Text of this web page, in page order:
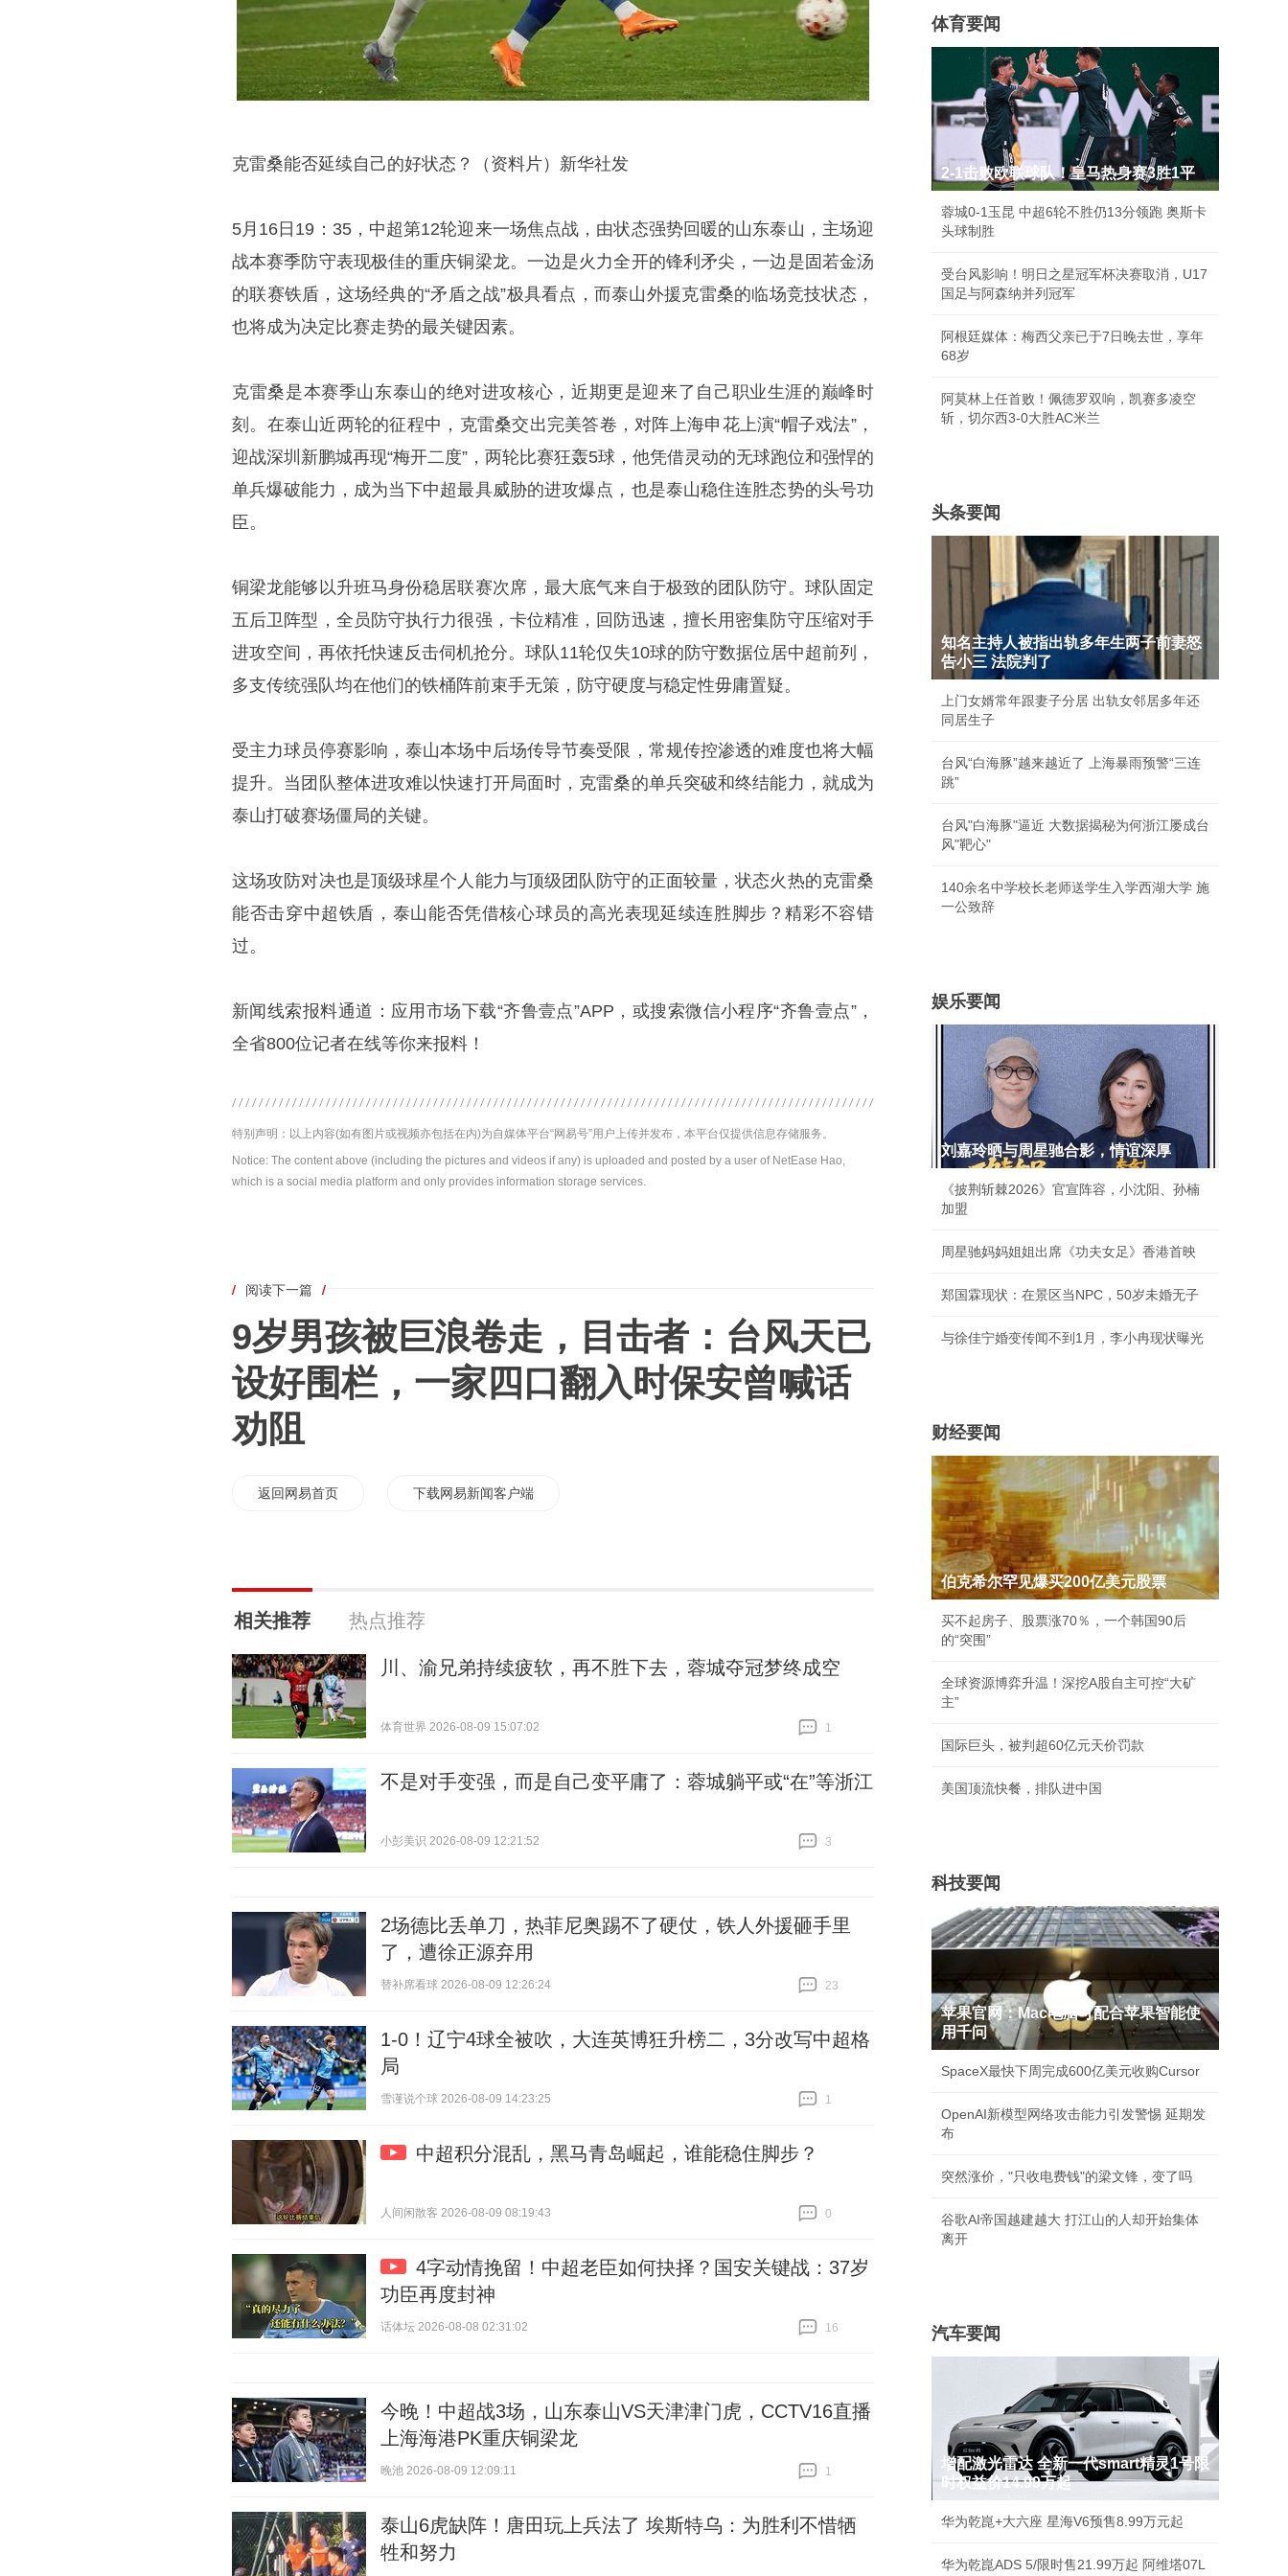
克雷桑能否延续自己的好状态？（资料片）新华社发
5月16日19：35，中超第12轮迎来一场焦点战，由状态强势回暖的山东泰山，主场迎
战本赛季防守表现极佳的重庆铜梁龙。一边是火力全开的锋利矛尖，一边是固若金汤
的联赛铁盾，这场经典的“矛盾之战”极具看点，而泰山外援克雷桑的临场竞技状态，
也将成为决定比赛走势的最关键因素。
克雷桑是本赛季山东泰山的绝对进攻核心，近期更是迎来了自己职业生涯的巅峰时
刻。在泰山近两轮的征程中，克雷桑交出完美答卷，对阵上海申花上演“帽子戏法”，
迎战深圳新鹏城再现“梅开二度”，两轮比赛狂轰5球，他凭借灵动的无球跑位和强悍的
单兵爆破能力，成为当下中超最具威胁的进攻爆点，也是泰山稳住连胜态势的头号功
臣。
铜梁龙能够以升班马身份稳居联赛次席，最大底气来自于极致的团队防守。球队固定
五后卫阵型，全员防守执行力很强，卡位精准，回防迅速，擅长用密集防守压缩对手
进攻空间，再依托快速反击伺机抢分。球队11轮仅失10球的防守数据位居中超前列，
多支传统强队均在他们的铁桶阵前束手无策，防守硬度与稳定性毋庸置疑。
受主力球员停赛影响，泰山本场中后场传导节奏受限，常规传控渗透的难度也将大幅
提升。当团队整体进攻难以快速打开局面时，克雷桑的单兵突破和终结能力，就成为
泰山打破赛场僵局的关键。
这场攻防对决也是顶级球星个人能力与顶级团队防守的正面较量，状态火热的克雷桑
能否击穿中超铁盾，泰山能否凭借核心球员的高光表现延续连胜脚步？精彩不容错
过。
新闻线索报料通道：应用市场下载“齐鲁壹点”APP，或搜索微信小程序“齐鲁壹点”，
全省800位记者在线等你来报料！
特别声明：以上内容(如有图片或视频亦包括在内)为自媒体平台“网易号”用户上传并发布，本平台仅提供信息存储服务。
Notice: The content above (including the pictures and videos if any) is uploaded and posted by a user of NetEase Hao,
which is a social media platform and only provides information storage services.
/ 阅读下一篇 /
9岁男孩被巨浪卷走，目击者：台风天已
设好围栏，一家四口翻入时保安曾喊话
劝阻
返回网易首页 下载网易新闻客户端
相关推荐 热点推荐
川、渝兄弟持续疲软，再不胜下去，蓉城夺冠梦终成空
体育世界 2026-08-09 15:07:02
1
不是对手变强，而是自己变平庸了：蓉城躺平或“在”等浙江
小彭美识 2026-08-09 12:21:52
3
2场德比丢单刀，热菲尼奥踢不了硬仗，铁人外援砸手里
了，遭徐正源弃用
替补席看球 2026-08-09 12:26:24
23
1-0！辽宁4球全被吹，大连英博狂升榜二，3分改写中超格
局
雪谨说个球 2026-08-09 14:23:25
1
中超积分混乱，黑马青岛崛起，谁能稳住脚步？
人间闲散客 2026-08-09 08:19:43
0
4字动情挽留！中超老臣如何抉择？国安关键战：37岁
功臣再度封神
话体坛 2026-08-08 02:31:02
16
今晚！中超战3场，山东泰山VS天津津门虎，CCTV16直播
上海海港PK重庆铜梁龙
晚池 2026-08-09 12:09:11
1
泰山6虎缺阵！唐田玩上兵法了 埃斯特乌：为胜利不惜牺
牲和努力
体育要闻
2-1击败欧联球队！皇马热身赛3胜1平
蓉城0-1玉昆 中超6轮不胜仍13分领跑 奥斯卡
头球制胜
受台风影响！明日之星冠军杯决赛取消，U17
国足与阿森纳并列冠军
阿根廷媒体：梅西父亲已于7日晚去世，享年
68岁
阿莫林上任首败！佩德罗双响，凯赛多凌空
斩，切尔西3-0大胜AC米兰
头条要闻
知名主持人被指出轨多年生两子前妻怒
告小三 法院判了
上门女婿常年跟妻子分居 出轨女邻居多年还
同居生子
台风“白海豚”越来越近了 上海暴雨预警“三连
跳”
台风"白海豚"逼近 大数据揭秘为何浙江屡成台
风"靶心"
140余名中学校长老师送学生入学西湖大学 施
一公致辞
娱乐要闻
刘嘉玲晒与周星驰合影，情谊深厚
《披荆斩棘2026》官宣阵容，小沈阳、孙楠
加盟
周星驰妈妈姐姐出席《功夫女足》香港首映
郑国霖现状：在景区当NPC，50岁未婚无子
与徐佳宁婚变传闻不到1月，李小冉现状曝光
财经要闻
伯克希尔罕见爆买200亿美元股票
买不起房子、股票涨70％，一个韩国90后
的“突围”
全球资源博弈升温！深挖A股自主可控“大矿
主”
国际巨头，被判超60亿元天价罚款
美国顶流快餐，排队进中国
科技要闻
苹果官网：Mac电脑可配合苹果智能使
用千问
SpaceX最快下周完成600亿美元收购Cursor
OpenAI新模型网络攻击能力引发警惕 延期发
布
突然涨价，"只收电费钱"的梁文锋，变了吗
谷歌AI帝国越建越大 打江山的人却开始集体
离开
汽车要闻
增配激光雷达 全新一代smart精灵1号限
时权益价14.99万起
华为乾崑+大六座 星海V6预售8.99万元起
华为乾崑ADS 5/限时售21.99万起 阿维塔07L